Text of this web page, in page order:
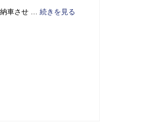
納車させ …続きを見る